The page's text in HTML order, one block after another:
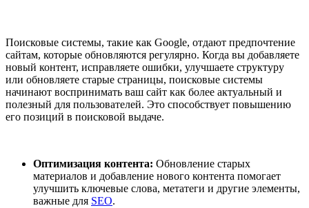
Поисковые системы, такие как Google, отдают предпочтение
сайтам, которые обновляются регулярно. Когда вы добавляете
новый контент, исправляете ошибки, улучшаете структуру
или обновляете старые страницы, поисковые системы
начинают воспринимать ваш сайт как более актуальный и
полезный для пользователей. Это способствует повышению
его позиций в поисковой выдаче.
Оптимизация контента: Обновление старых
материалов и добавление нового контента помогает
улучшить ключевые слова, метатеги и другие элементы,
важные для SEO.